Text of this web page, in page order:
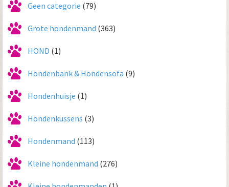
Geen categorie (79)
Grote hondenmand (363)
HOND (1)
Hondenbank & Hondensofa (9)
Hondenhuisje (1)
Hondenkussens (3)
Hondenmand (113)
Kleine hondenmand (276)